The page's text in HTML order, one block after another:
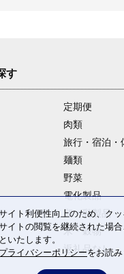
す
定期便
肉類
旅行・宿泊・
麺類
野菜
電化製品
卵・乳製品
米・穀物
返礼品なし
イト利便性向上のため、ク
イトの閲覧を継続された場
いたします。
プライバシーポリシーをお読み